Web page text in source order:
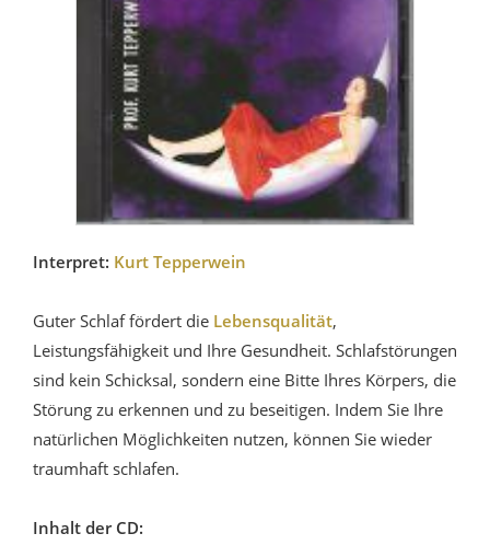
Interpret: Kurt Tepperwein
Guter Schlaf fördert die Lebensqualität,
Leistungsfähigkeit und Ihre Gesundheit. Schlafstörungen
sind kein Schicksal, sondern eine Bitte Ihres Körpers, die
Störung zu erkennen und zu beseitigen. Indem Sie Ihre
natürlichen Möglichkeiten nutzen, können Sie wieder
traumhaft schlafen.
Inhalt der CD: